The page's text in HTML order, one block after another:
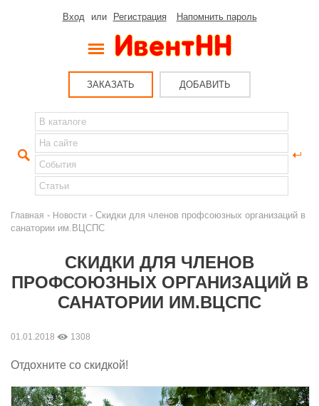
Вход или Регистрация Напомнить пароль
ЗАКАЗАТЬ ДОБАВИТЬ
Главная - Новости - Cкидки для членов профсоюзных организаций в
санатории им.ВЦСПС
CКИДКИ ДЛЯ ЧЛЕНОВ
ПРОФСОЮЗНЫХ ОРГАНИЗАЦИЙ В
САНАТОРИИ ИМ.ВЦСПС
01.01.2018 1308
Отдохните со скидкой!